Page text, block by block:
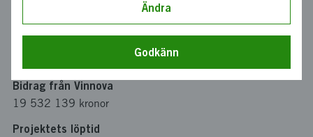
RISE Research Institutes of Sweden AB
Bidrag från Vinnova
19 532 139 kronor
Projektets löptid
Ändra
Godkänn